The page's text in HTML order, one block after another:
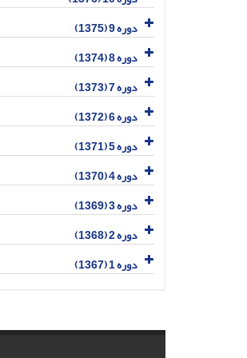
دوره 9 (1375)
دوره 8 (1374)
دوره 7 (1373)
دوره 6 (1372)
دوره 5 (1371)
دوره 4 (1370)
دوره 3 (1369)
دوره 2 (1368)
دوره 1 (1367)